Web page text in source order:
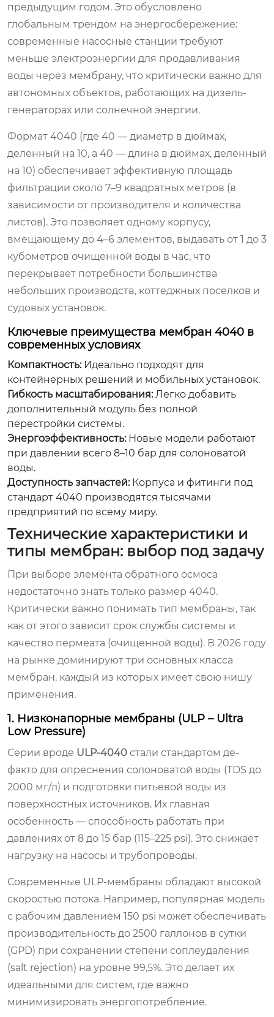
предыдущим годом. Это обусловлено
глобальным трендом на энергосбережение:
современные насосные станции требуют
меньше электроэнергии для продавливания
воды через мембрану, что критически важно для
автономных объектов, работающих на дизель-
генераторах или солнечной энергии.
Формат 4040 (где 40 — диаметр в дюймах,
деленный на 10, а 40 — длина в дюймах, деленный
на 10) обеспечивает эффективную площадь
фильтрации около 7–9 квадратных метров (в
зависимости от производителя и количества
листов). Это позволяет одному корпусу,
вмещающему до 4–6 элементов, выдавать от 1 до 3
кубометров очищенной воды в час, что
перекрывает потребности большинства
небольших производств, коттеджных поселков и
судовых установок.
Ключевые преимущества мембран 4040 в
современных условиях
Компактность:Идеально подходят для
контейнерных решений и мобильных установок.
Гибкость масштабирования:Легко добавить
дополнительный модуль без полной
перестройки системы.
Энергоэффективность:Новые модели работают
при давлении всего 8–10 бар для солоноватой
воды.
Доступность запчастей:Корпуса и фитинги под
стандарт 4040 производятся тысячами
предприятий по всему миру.
Технические характеристики и
типы мембран: выбор под задачу
При выборе элемента обратного осмоса
недостаточно знать только размер 4040.
Критически важно понимать тип мембраны, так
как от этого зависит срок службы системы и
качество пермеата (очищенной воды). В 2026 году
на рынке доминируют три основных класса
мембран, каждый из которых имеет свою нишу
применения.
1. Низконапорные мембраны (ULP – Ultra
Low Pressure)
Серии вроде ULP-4040 стали стандартом де-
факто для опреснения солоноватой воды (TDS до
2000 мг/л) и подготовки питьевой воды из
поверхностных источников. Их главная
особенность — способность работать при
давлениях от 8 до 15 бар (115–225 psi). Это снижает
нагрузку на насосы и трубопроводы.
Современные ULP-мембраны обладают высокой
скоростью потока. Например, популярная модель
с рабочим давлением 150 psi может обеспечивать
производительность до 2500 галлонов в сутки
(GPD) при сохранении степени соплеудаления
(salt rejection) на уровне 99,5%. Это делает их
идеальными для систем, где важно
минимизировать энергопотребление.